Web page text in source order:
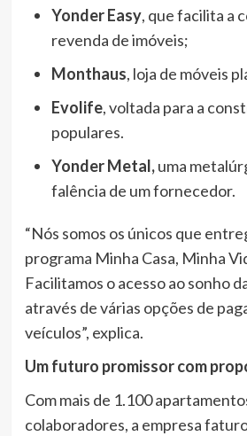
Yonder Easy, que facilita a
revenda de imóveis;
Monthaus, loja de móveis
Evolife, voltada para a
populares.
Yonder Metal,uma
falência de um fornecedor.
“Nós somos os únicos que
programa Minha Casa, Minha
Facilitamos o acesso ao sonho
através de várias opções de
veículos”, explica.
Um futuro promissor com
Com mais de 1.100
colaboradores, a empresa